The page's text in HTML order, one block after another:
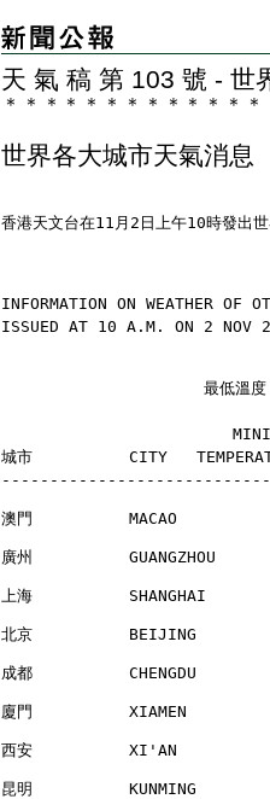
天 氣 稿 第 103 號 - 世
＊ ＊ ＊ ＊ ＊ ＊ ＊ ＊ ＊ ＊ ＊ ＊ ＊
世界各大城市天氣消息
香港天文台在11月2日上午10時發出
INFORMATION ON WEATHER OF
ISSUED AT 10 A.M. ON 2 NOV
最低溫度
城市          CITY
澳門          MACAO
廣州
上海          SHANGHAI
北京          BEIJING
成都          CHENGDU
廈門          XIAMEN
西安          XI'AN
昆明          KUNMING